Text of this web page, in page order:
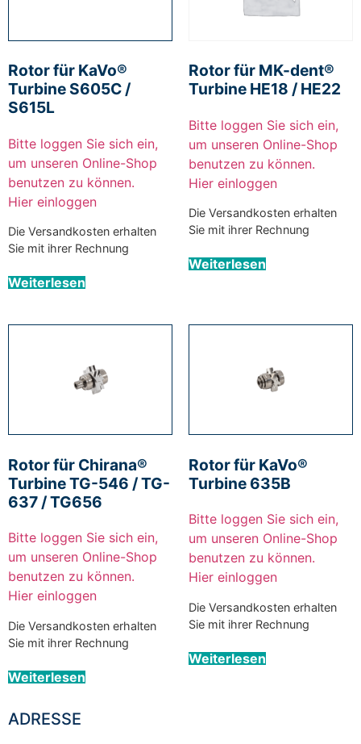
Rotor für KaVo®
Turbine S605C /
S615L
Bitte loggen Sie sich ein,
um unseren Online-Shop
benutzen zu können.
Hier einloggen
Die Versandkosten erhalten
Sie mit ihrer Rechnung
Weiterlesen
Rotor für MK-dent®
Turbine HE18 / HE22
Bitte loggen Sie sich ein,
um unseren Online-Shop
benutzen zu können.
Hier einloggen
Die Versandkosten erhalten
Sie mit ihrer Rechnung
Weiterlesen
Rotor für Chirana®
Turbine TG-546 / TG-
637 / TG656
Bitte loggen Sie sich ein,
um unseren Online-Shop
benutzen zu können.
Hier einloggen
Die Versandkosten erhalten
Sie mit ihrer Rechnung
Weiterlesen
Rotor für KaVo®
Turbine 635B
Bitte loggen Sie sich ein,
um unseren Online-Shop
benutzen zu können.
Hier einloggen
Die Versandkosten erhalten
Sie mit ihrer Rechnung
Weiterlesen
ADRESSE